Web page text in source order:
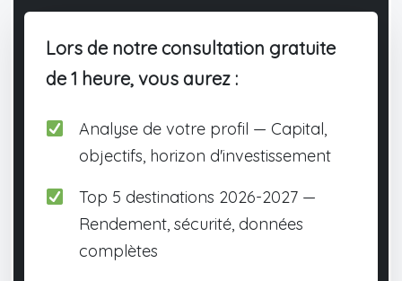
Lors de notre consultation gratuite
de 1 heure, vous aurez :
Analyse de votre profil — Capital,
objectifs, horizon d'investissement
Top 5 destinations 2026-2027 —
Rendement, sécurité, données
complètes